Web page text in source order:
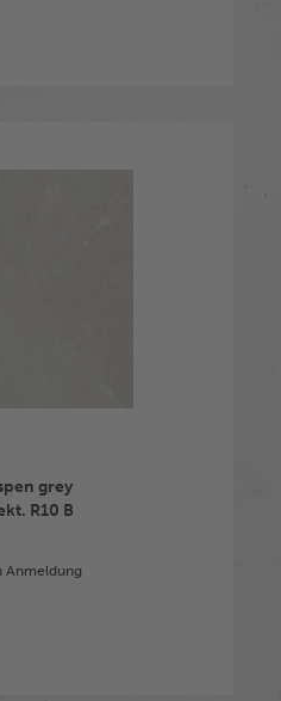
grey
rekt. R10 B
Anmeldung